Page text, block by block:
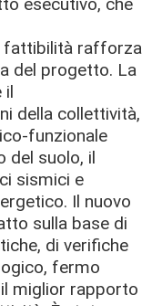
esecutivo, che
fattibilità rafforza
del progetto. La
il
della collettività,
funzionale
del suolo, il
sismici e
Il nuovo
sulla base di
di verifiche
fermo
miglior rapporto